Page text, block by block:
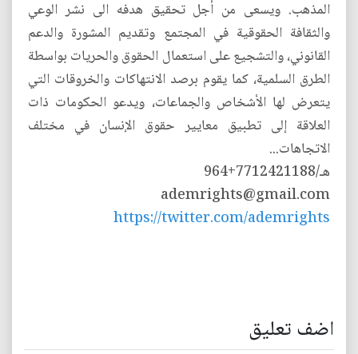
المذهب. ويسعى من أجل تحقيق هدفه الى نشر الوعي
والثقافة الحقوقية في المجتمع وتقديم المشورة والدعم
القانوني، والتشجيع على استعمال الحقوق والحريات بواسطة
الطرق السلمية، كما يقوم برصد الانتهاكات والخروقات التي
يتعرض لها الأشخاص والجماعات، ويدعو الحكومات ذات
العلاقة إلى تطبيق معايير حقوق الإنسان في مختلف
الاتجاهات...
هـ/7712421188+964
ademrights@gmail.com
https://twitter.com/ademrights
اضف تعليق